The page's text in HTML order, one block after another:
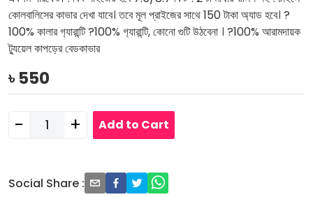
কোলবালিসের কাভার দেখা যাবে। তবে মূল প্রাইজের সাথে 150 টাকা অ্যাড হবে। ?
100% কালার গ‍্যারান্টি ?100% গ‍্যারান্টি, কোনো গুটি উঠবেনা । ?100% আরামদায়ক
ট‍্যুয়েল কাপড়ের বেডকাভার
৳550
- + Add to Cart
Social Share :